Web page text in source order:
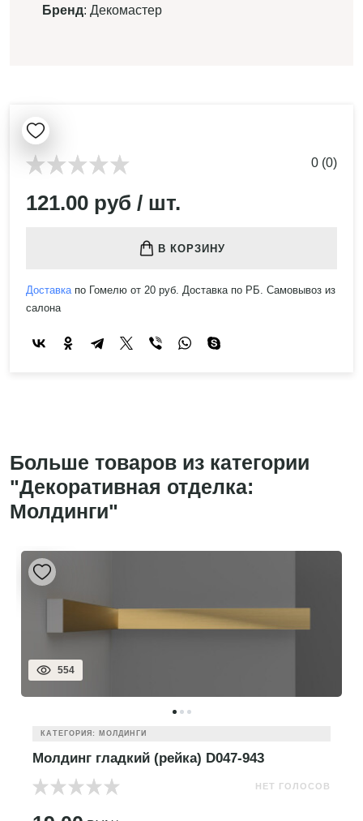
Бренд: Декомастер
0 (0)
121.00 руб / шт.
В КОРЗИНУ
Доставкапо Гомелю от 20 руб. Доставка по РБ. Самовывоз из
салона
Больше товаров из категории
"Декоративная отделка:
Молдинги"
554
КАТЕГОРИЯ: МОЛДИНГИ
Молдинг гладкий (рейка) D047-943
НЕТ ГОЛОСОВ